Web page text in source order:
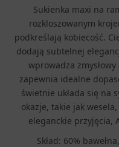
Sukienka maxi na
rozkloszowanym
podkreślają kobiecość.
dodają subtelnej
wprowadza
zapewnia idealne
świetnie układa się na
okazje, takie jak
eleganckie przyjęcia,
Skład: 60%